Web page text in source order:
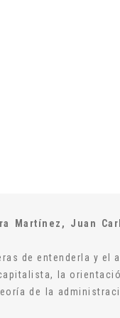
Martínez, Juan
de entenderla y el
la
de la